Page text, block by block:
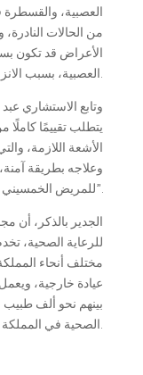
العصبية، والقسطرة
من الحالات
الأعراض قد تكون
وتابع الاستشاري
يتطلب تقييمًا
الأشعة اللازمة،
وعلاجه بطريقة
للمريض الخمسيني بكل دقة، وجودة عالية”.
الجدير بالذكر، أن
بينهم نحو ألف طبيب